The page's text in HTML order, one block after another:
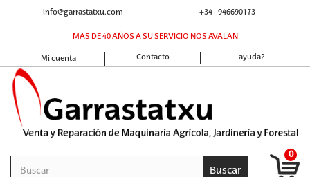
+34 - 946690173
info@garrastatxu.com
MAS DE 40 AÑOS A SU SERVICIO NOS AVALAN
ayuda?
Contacto
Mi cuenta
Buscar
0